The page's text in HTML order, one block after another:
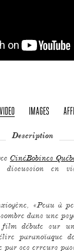
IMAGES
Description
CinéBobines
en
«Peau à
dans une
débute sur
paranoïaque
par ses erreurs